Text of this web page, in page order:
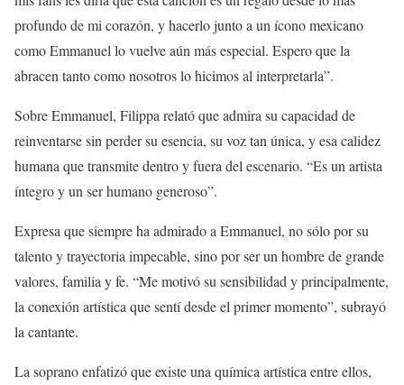
profundo de mi corazón, y hacerlo junto a un ícono mexicano
como Emmanuel lo vuelve aún más especial. Espero que la
abracen tanto como nosotros lo hicimos al interpretarla”.
Sobre Emmanuel, Filippa relató que admira su capacidad de
reinventarse sin perder su esencia, su voz tan única, y esa calidez
humana que transmite dentro y fuera del escenario. “Es un artista
íntegro y un ser humano generoso”.
Expresa que siempre ha admirado a Emmanuel, no sólo por su
talento y trayectoria impecable, sino por ser un hombre de grande
valores, familia y fe. “Me motivó su sensibilidad y principalmente,
la conexión artística que sentí desde el primer momento”, subrayó
la cantante.
La soprano enfatizó que existe una química artística entre ellos,